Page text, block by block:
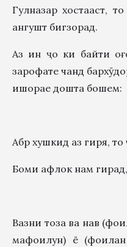
Гулназар хостааст,
ангушт бигзорад.
Аз ин ҷо ки байти
зарофате чанд
ишорае дошта бошем:
Абр хушкид аз гиря,
Боми афлок нам
Вазни тоза ва нав
мафоилун) ё